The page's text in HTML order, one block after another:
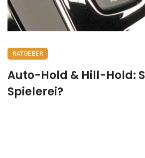
RATGEBER
Auto-Hold & Hill-Hold:
Spielerei?